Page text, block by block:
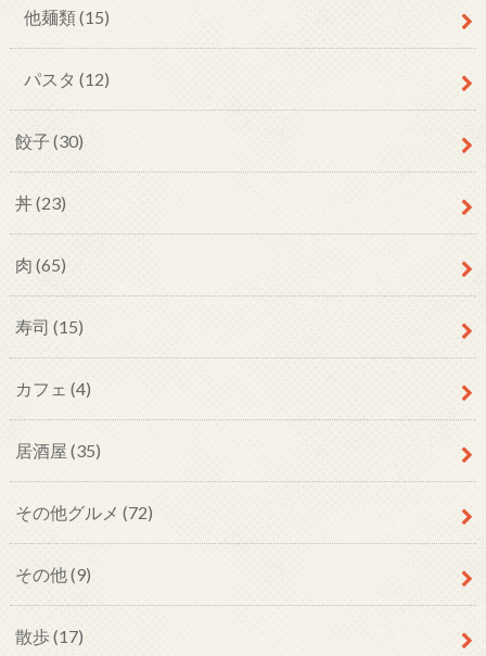
他麺類(15)
パスタ (12)
餃子 (30)
丼(23)
肉 (65)
寿司 (15)
カフェ (4)
居酒屋 (35)
その他グルメ (72)
その他(9)
散歩(17)